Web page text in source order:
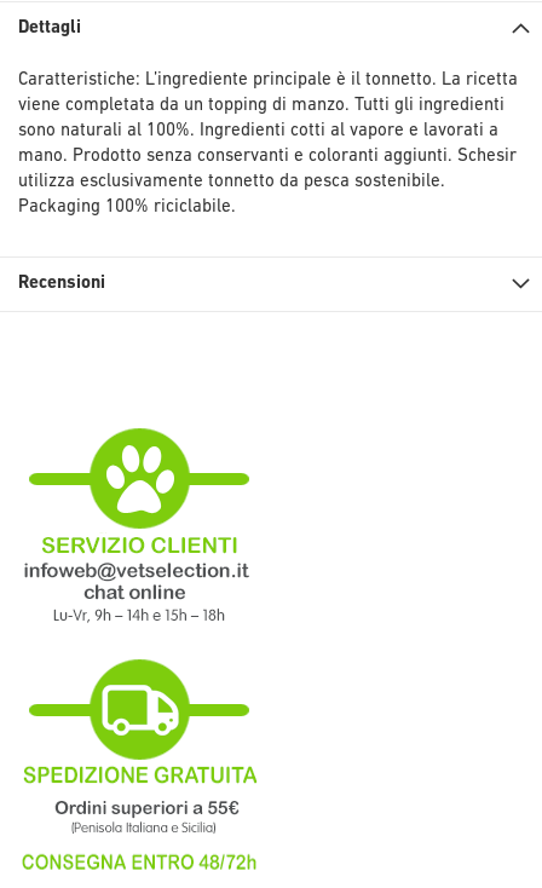
Dettagli
Caratteristiche: L’ingrediente principale è il tonnetto. La ricetta
viene completata da un topping di manzo. Tutti gli ingredienti
sono naturali al 100%. Ingredienti cotti al vapore e lavorati a
mano. Prodotto senza conservanti e coloranti aggiunti. Schesir
utilizza esclusivamente tonnetto da pesca sostenibile.
Packaging 100% riciclabile.
Recensioni